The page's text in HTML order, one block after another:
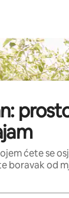
ćete se
boravak od